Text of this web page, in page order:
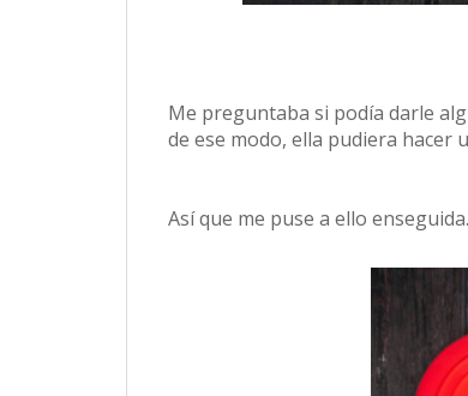
Me preguntaba si podía darle
de ese modo, ella pudiera hacer
Así que me puse a ello enseguida.